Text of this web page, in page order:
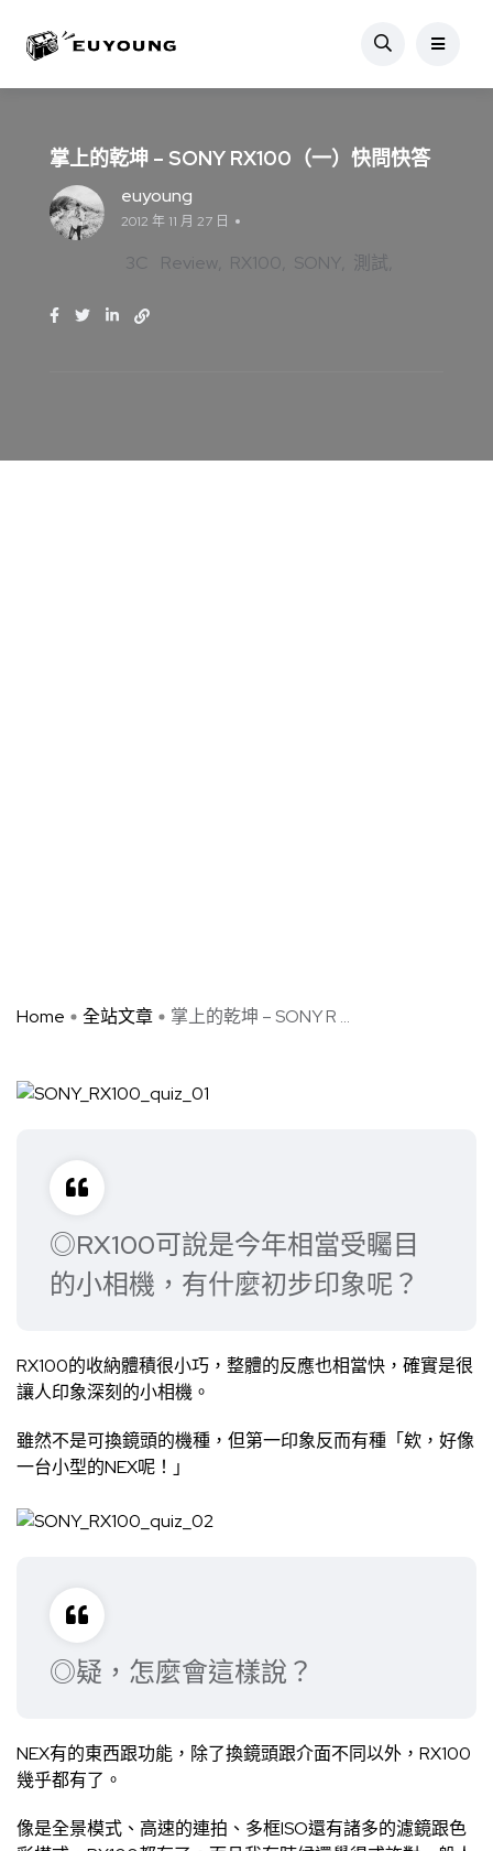
掌上的乾坤 – SONY RX100（一）快問快答
euyoung
2012 年 11 月 27 日
3C Review RX100 SONY 測試
Home 全站文章 掌上的乾坤 – SONY R ...
◎RX100可說是今年相當受矚目
的小相機，有什麼初步印象呢？
RX100的收納體積很小巧，整體的反應也相當快，確實是很
讓人印象深刻的小相機。
雖然不是可換鏡頭的機種，但第一印象反而有種「欸，好像
一台小型的NEX呢！」
◎疑，怎麼會這樣說？
NEX有的東西跟功能，除了換鏡頭跟介面不同以外，RX100
幾乎都有了。
像是全景模式、高速的連拍、多框ISO還有諸多的濾鏡跟色